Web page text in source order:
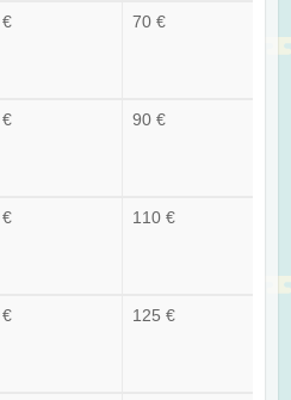
70 €
90 €
110 €
125 €